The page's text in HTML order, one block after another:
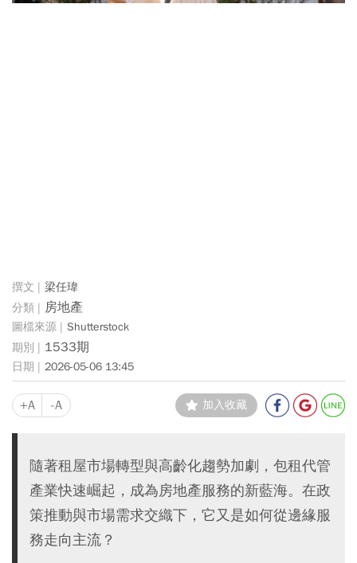
梁任瑋
房地產
Shutterstock
1533期
2026-05-06 13:45
+A -A 加入收藏
隨著租屋市場轉型與高齡化趨勢加劇，包租代管
產業快速崛起，成為房地產服務的新藍海。在政
策推動與市場需求交織下，它又是如何從邊緣服
務走向主流？